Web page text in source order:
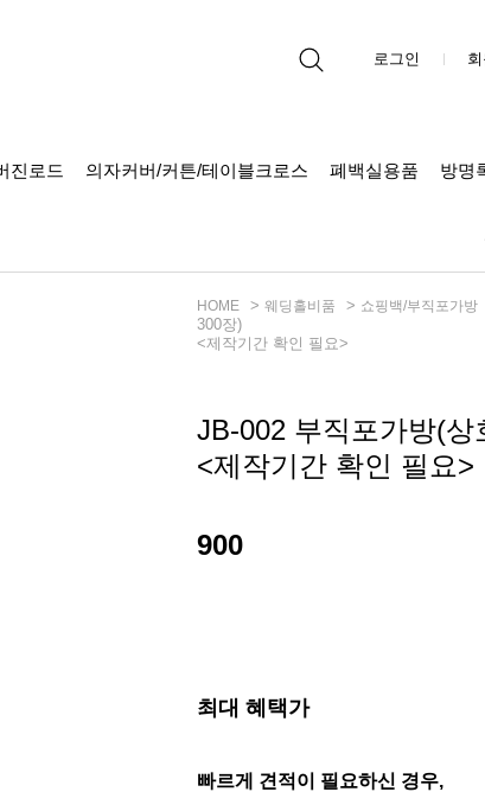
로그인
진로드 의자커버/커튼/테이블크로스 폐백실용품 방명
HOME > 웨딩홀비품 > 쇼핑백/부직포가방
300장)
<제작기간 확인 필요>
JB-002 부직포가방(상
<제작기간 확인 필요>
900
최대 혜택가
빠르게 견적이 필요하신 경우,